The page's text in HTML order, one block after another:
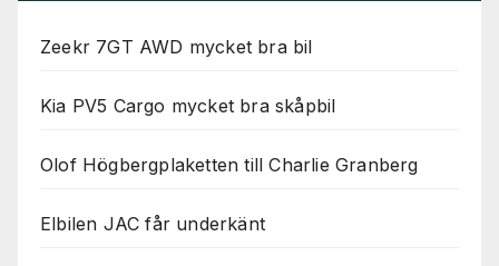
Zeekr 7GT AWD mycket bra bil
Kia PV5 Cargo mycket bra skåpbil
Olof Högbergplaketten till Charlie Granberg
Elbilen JAC får underkänt